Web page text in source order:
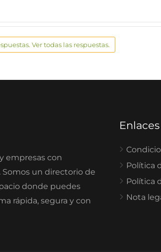
Ver todas las respuestas.
empresas con
Somos un directorio de
donde puedes
rápida, segura y con
Política
Política
Nota